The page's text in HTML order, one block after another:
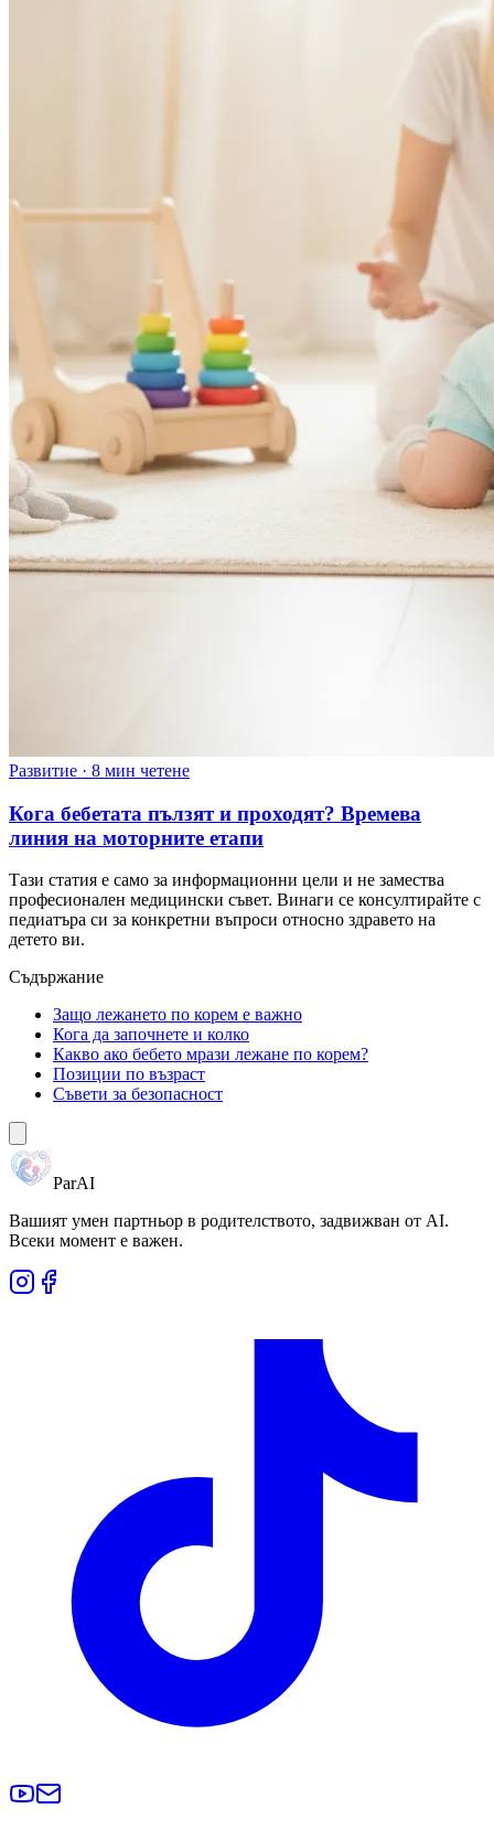
Развитие · 8 мин четене
Кога бебетата пълзят и проходят? Времева
линия на моторните етапи
Тази статия е само за информационни цели и не замества
професионален медицински съвет. Винаги се консултирайте с
педиатъра си за конкретни въпроси относно здравето на
детето ви.
Съдържание
Защо лежането по корем е важно
Кога да започнете и колко
Какво ако бебето мрази лежане по корем?
Позиции по възраст
Съвети за безопасност
ParAI
Вашият умен партньор в родителството, задвижван от AI.
Всеки момент е важен.